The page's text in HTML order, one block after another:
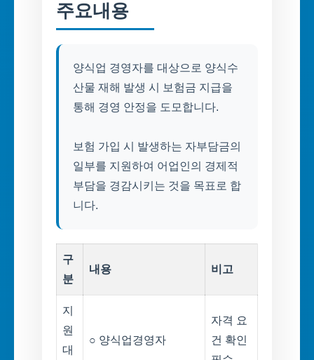
주요내용
양식업 경영자를 대상으로 양식수
산물 재해 발생 시 보험금 지급을
통해 경영 안정을 도모합니다.
보험 가입 시 발생하는 자부담금의
일부를 지원하여 어업인의 경제적
부담을 경감시키는 것을 목표로 합
구
분
내용 비고
지
원
대
○ 양식업경영자
자격 요
건 확인